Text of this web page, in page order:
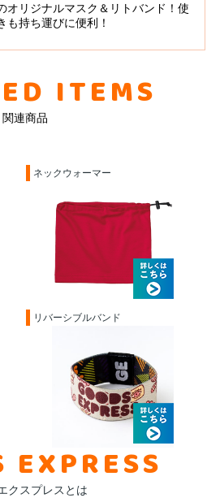
オリジナルマスク＆リトバンド！使
も持ち運びに便利！
ITEMS
関連商品
ネックウォーマー
リバーシブルバンド
EXPRESS
クスプレスとは